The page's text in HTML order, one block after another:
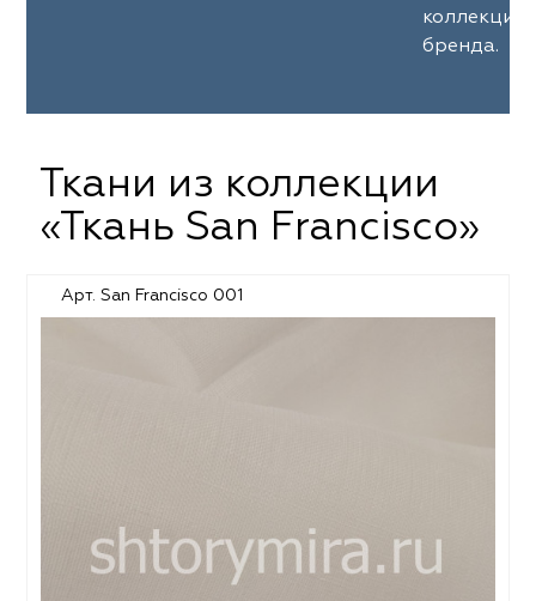
коллекции
бренда.
Ткани из коллекции
«Ткань San Francisco»
Арт. San Francisco 001